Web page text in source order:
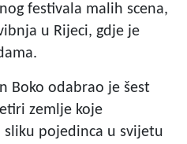
festivala malih scena,
u Rijeci, gdje je
Boko odabrao je šest
zemlje koje
pojedinca u svijetu